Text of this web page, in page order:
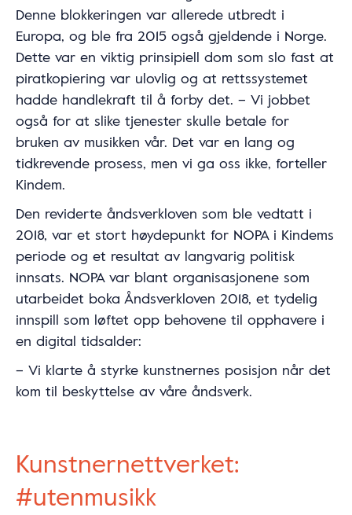
Denne blokkeringen var allerede utbredt i
Europa, og ble fra 2015 også gjeldende i Norge.
Dette var en viktig prinsipiell dom som slo fast at
piratkopiering var ulovlig og at rettssystemet
hadde handlekraft til å forby det. – Vi jobbet
også for at slike tjenester skulle betale for
bruken av musikken vår. Det var en lang og
tidkrevende prosess, men vi ga oss ikke, forteller
Kindem.
Den reviderte åndsverkloven som ble vedtatt i
2018, var et stort høydepunkt for NOPA i Kindems
periode og et resultat av langvarig politisk
innsats. NOPA var blant organisasjonene som
utarbeidet boka Åndsverkloven 2018, et tydelig
innspill som løftet opp behovene til opphavere i
en digital tidsalder:
– Vi klarte å styrke kunstnernes posisjon når det
kom til beskyttelse av våre åndsverk.
Kunstnernettverket:
#utenmusikk